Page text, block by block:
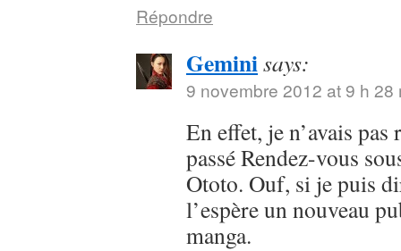
Répondre
Geminisays:
9 novembre 2012 at 9 h 28
En effet, je n’avais
passé Rendez-vous
Ototo. Ouf, si je puis
l’espère un nouveau
manga.